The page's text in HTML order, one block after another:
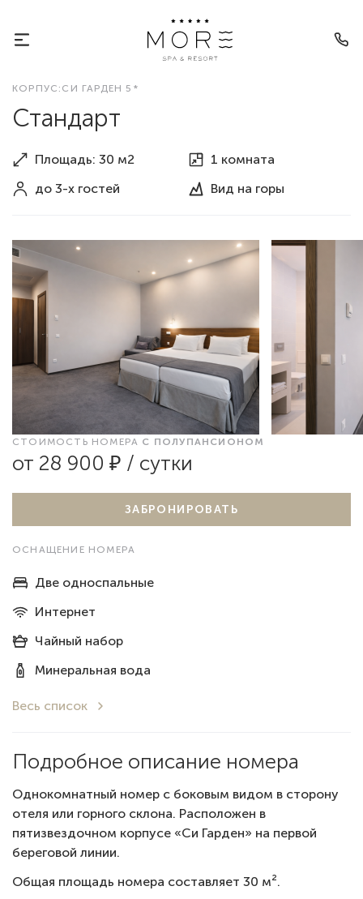
КОРПУС:СИ ГАРДЕН 5*
Стандарт
Площадь: 30 м2
1 комната
до 3-х гостей
Вид На горы
СТОИМОСТЬ НОМЕРА С ПОЛУПАНСИОНОМ
от 28 900 ₽ / сутки
ЗАБРОНИРОВАТЬ
ОСНАЩЕНИЕ НОМЕРА
Две односпальные
Интернет
Чайный набор
Минеральная вода
Весь список
Подробное описание номера
Однокомнатный номер с боковым видом в сторону
отеля или горного склона. Расположен в
пятизвездочном корпусе «Си Гарден» на первой
береговой линии.
Общая площадь номера составляет 30 м².